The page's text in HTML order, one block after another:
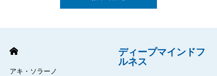
アキ・ソラーノ
ディープマインドフ
ルネス